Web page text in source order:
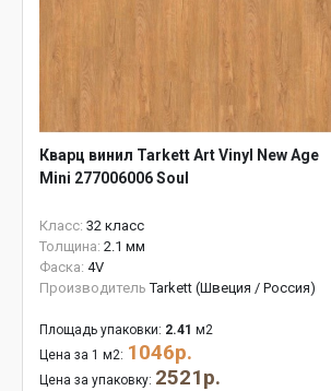
Кварц винил Tarkett Art Vinyl New Age
Mini 277006006 Soul
Класс: 32 класс
Толщина: 2.1 мм
Фаска: 4V
Производитель Tarkett (Швеция / Россия)
Площадь упаковки: 2.41 м2
Цена за 1 м2: 1046р.
Цена за упаковку: 2521р.